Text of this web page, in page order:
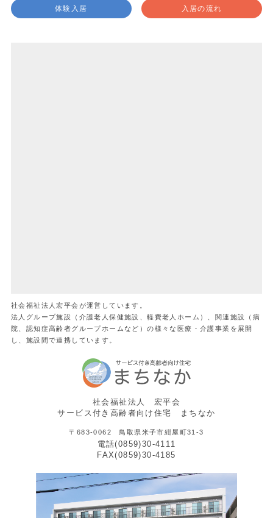
体験入居 入居の流れ
社会福祉法人宏平会が運営しています。
法人グループ施設（介護老人保健施設、軽費老人ホーム）、関連施設（病
院、認知症高齢者グループホームなど）の様々な医療・介護事業を展開
し、施設間で連携しています。
社会福祉法人 宏平会
サービス付き高齢者向け住宅 まちなか
〒683-0062 鳥取県米子市紺屋町31-3
電話(0859)30-4111
FAX(0859)30-4185